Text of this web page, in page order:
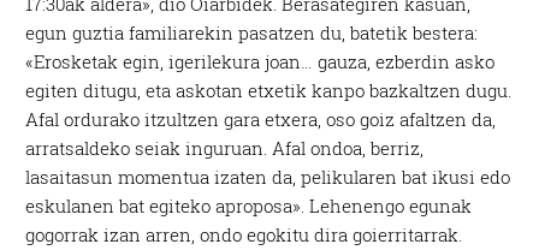
egun guztia familiarekin pasatzen du, batetik bestera:
«Erosketak egin, igerilekura joan… gauza, ezberdin asko
egiten ditugu, eta askotan etxetik kanpo bazkaltzen dugu.
Afal ordurako itzultzen gara etxera, oso goiz afaltzen da,
arratsaldeko seiak inguruan. Afal ondoa, berriz,
lasaitasun momentua izaten da, pelikularen bat ikusi edo
eskulanen bat egiteko aproposa». Lehenengo egunak
gogorrak izan arren, ondo egokitu dira goierritarrak.